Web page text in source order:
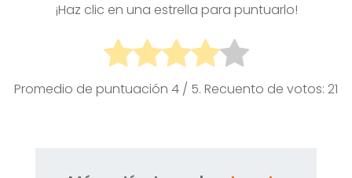
¡Haz clic en una estrella para puntuarlo!
Promedio de puntuación 4 / 5. Recuento de votos: 21